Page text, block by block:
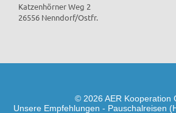
Katzenhörner Weg 2
26556 Nenndorf/Ostfr.
© 2026 AER Kooperation
Unsere Empfehlungen - Pauschalreisen